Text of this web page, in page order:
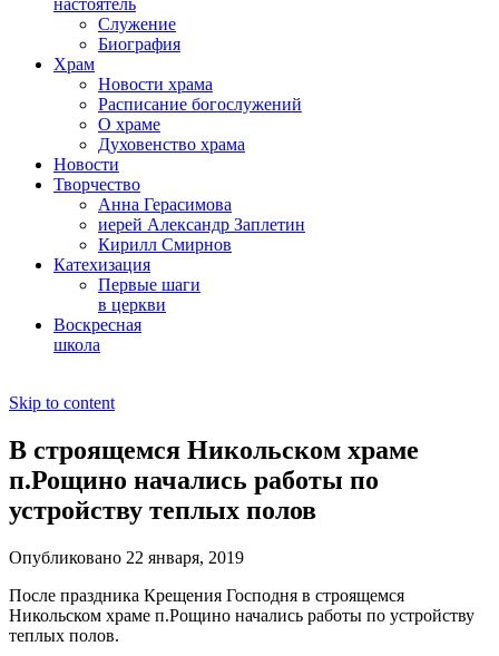
настоятель
Служение
Биография
Храм
Новости храма
Расписание богослужений
О храме
Духовенство храма
Новости
Творчество
Анна Герасимова
иерей Александр Заплетин
Кирилл Смирнов
Катехизация
Первые шаги
в церкви
Воскресная
школа
Skip to content
В строящемся Никольском храме
п.Рощино начались работы по
устройству теплых полов
Опубликовано 22 января, 2019
После праздника Крещения Господня в строящемся
Никольском храме п.Рощино начались работы по устройству
теплых полов.